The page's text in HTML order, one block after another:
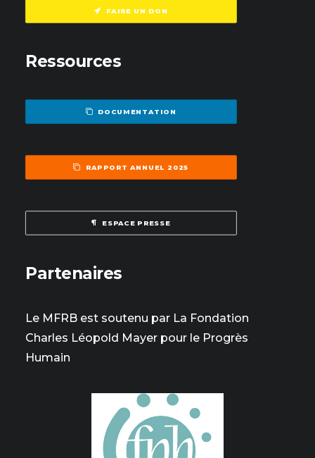
FAIRE UN DON
Ressources
DOCUMENTATION
RAPPORT ANNUEL 2025
ESPACE PRESSE
Partenaires
Le MFRB est soutenu par La Fondation
Charles Léopold Mayer pour le Progrès
Humain